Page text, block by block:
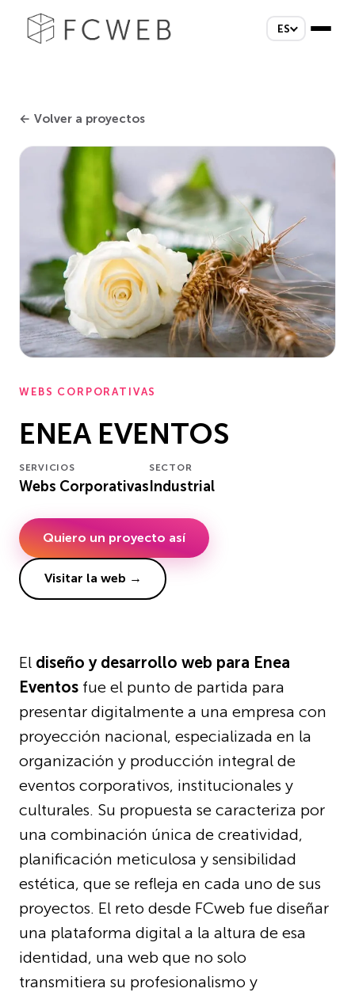
ES
← Volver a proyectos
WEBS CORPORATIVAS
ENEA EVENTOS
SERVICIOS
Webs Corporativas
SECTOR
Industrial
Quiero un proyecto así
Visitar la web →
El diseño y desarrollo web para Enea
Eventos fue el punto de partida para
presentar digitalmente a una empresa con
proyección nacional, especializada en la
organización y producción integral de
eventos corporativos, institucionales y
culturales. Su propuesta se caracteriza por
una combinación única de creatividad,
planificación meticulosa y sensibilidad
estética, que se refleja en cada uno de sus
proyectos. El reto desde FCweb fue diseñar
una plataforma digital a la altura de esa
identidad, una web que no solo
transmitiera su profesionalismo y